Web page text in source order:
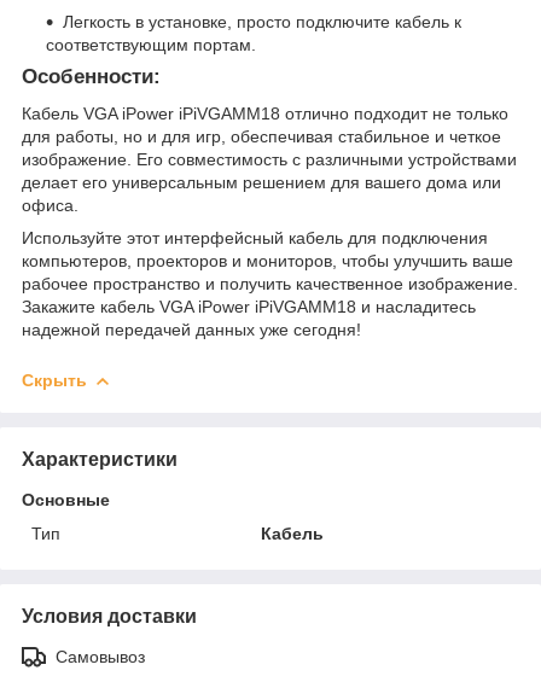
Легкость в установке, просто подключите кабель к
соответствующим портам.
Особенности:
Кабель VGA iPower iPiVGAMM18 отлично подходит не только
для работы, но и для игр, обеспечивая стабильное и четкое
изображение. Его совместимость с различными устройствами
делает его универсальным решением для вашего дома или
офиса.
Используйте этот интерфейсный кабель для подключения
компьютеров, проекторов и мониторов, чтобы улучшить ваше
рабочее пространство и получить качественное изображение.
Закажите кабель VGA iPower iPiVGAMM18 и насладитесь
надежной передачей данных уже сегодня!
Скрыть
Характеристики
Основные
Тип
Кабель
Условия доставки
Самовывоз